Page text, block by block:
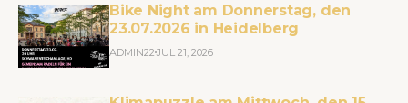
Bike Night am Donnerstag, den
23.07.2026 in Heidelberg
ADMIN22 JUL 21, 2026